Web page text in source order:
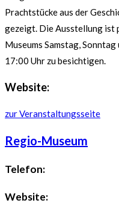
Prachtstücke aus der
gezeigt. Die Ausstellung ist
Museums Samstag,
17:00 Uhr zu besichtigen.
Website:
zur Veranstaltungsseite
Regio-Museum
Telefon:
Website: